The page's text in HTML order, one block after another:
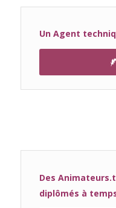
Un Agent
Des
diplômés à